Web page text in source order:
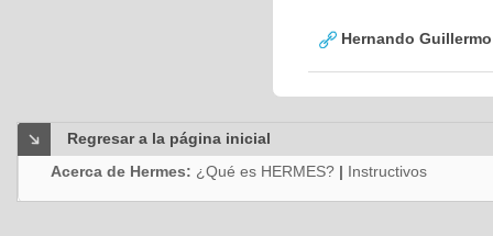
Hernando
Regresar a la página inicial
Acerca de Hermes: ¿Qué es HERMES? | Instructivos